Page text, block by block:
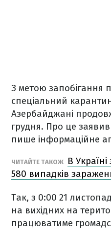
З метою запобігання
спеціальний
Азербайджані
грудня. Про це
пише інформаційне
ЧИТАЙТЕ ТАКОЖ
В
580 випадків
Так, з 0:00 21
на вихідних на
працюватиме